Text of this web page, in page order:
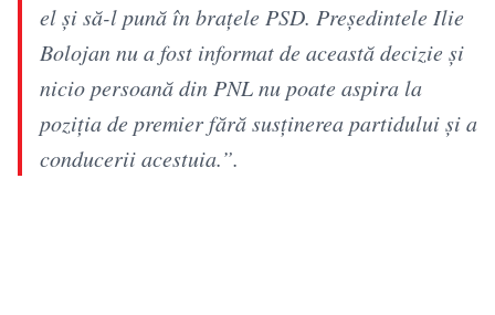
el și să-l pună în brațele PSD. Președintele Ilie
Bolojan nu a fost informat de această decizie și
nicio persoană din PNL nu poate aspira la
poziția de premier fără susținerea partidului și a
conducerii acestuia.”.